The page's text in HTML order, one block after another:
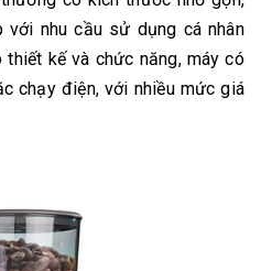
nhu cầu sử dụng cá nhân
thiết kế và chức năng, máy có
chạy điện, với nhiều mức giá